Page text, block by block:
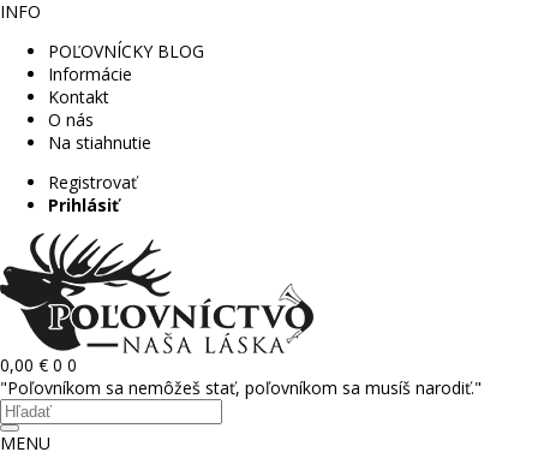
INFO
POĽOVNÍCKY BLOG
Informácie
Kontakt
O nás
Na stiahnutie
Registrovať
Prihlásiť
0,00 € 0 0
"Poľovníkom sa nemôžeš stať, poľovníkom sa musíš narodiť."
MENU